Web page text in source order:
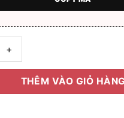
Keller IP H58034 chính
THÊM VÀO GIỎ HÀNG